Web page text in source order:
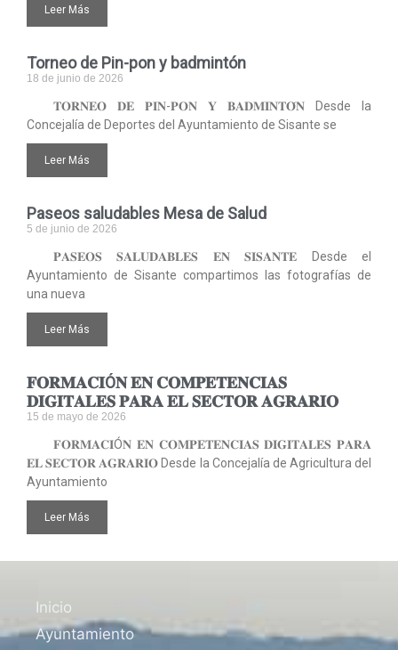
Leer Más
Torneo de Pin-pon y badmintón
18 de junio de 2026
𝐓𝐎𝐑𝐍𝐄𝐎 𝐃𝐄 𝐏𝐈𝐍-𝐏𝐎𝐍 𝐘 𝐁𝐀𝐃𝐌𝐈𝐍𝐓𝐎́𝐍 Desde la
Concejalía de Deportes del Ayuntamiento de Sisante se
Leer Más
Paseos saludables Mesa de Salud
5 de junio de 2026
𝐏𝐀𝐒𝐄𝐎𝐒 𝐒𝐀𝐋𝐔𝐃𝐀𝐁𝐋𝐄𝐒 𝐄𝐍 𝐒𝐈𝐒𝐀𝐍𝐓𝐄 Desde el
Ayuntamiento de Sisante compartimos las fotografías de
una nueva
Leer Más
𝐅𝐎𝐑𝐌𝐀𝐂𝐈Ó𝐍 𝐄𝐍 𝐂𝐎𝐌𝐏𝐄𝐓𝐄𝐍𝐂𝐈𝐀𝐒
𝐃𝐈𝐆𝐈𝐓𝐀𝐋𝐄𝐒 𝐏𝐀𝐑𝐀 𝐄𝐋 𝐒𝐄𝐂𝐓𝐎𝐑 𝐀𝐆𝐑𝐀𝐑𝐈𝐎
15 de mayo de 2026
𝐅𝐎𝐑𝐌𝐀𝐂𝐈Ó𝐍 𝐄𝐍 𝐂𝐎𝐌𝐏𝐄𝐓𝐄𝐍𝐂𝐈𝐀𝐒 𝐃𝐈𝐆𝐈𝐓𝐀𝐋𝐄𝐒 𝐏𝐀𝐑𝐀
𝐄𝐋 𝐒𝐄𝐂𝐓𝐎𝐑 𝐀𝐆𝐑𝐀𝐑𝐈𝐎 Desde la Concejalía de Agricultura del
Ayuntamiento
Leer Más
Inicio
Ayuntamiento